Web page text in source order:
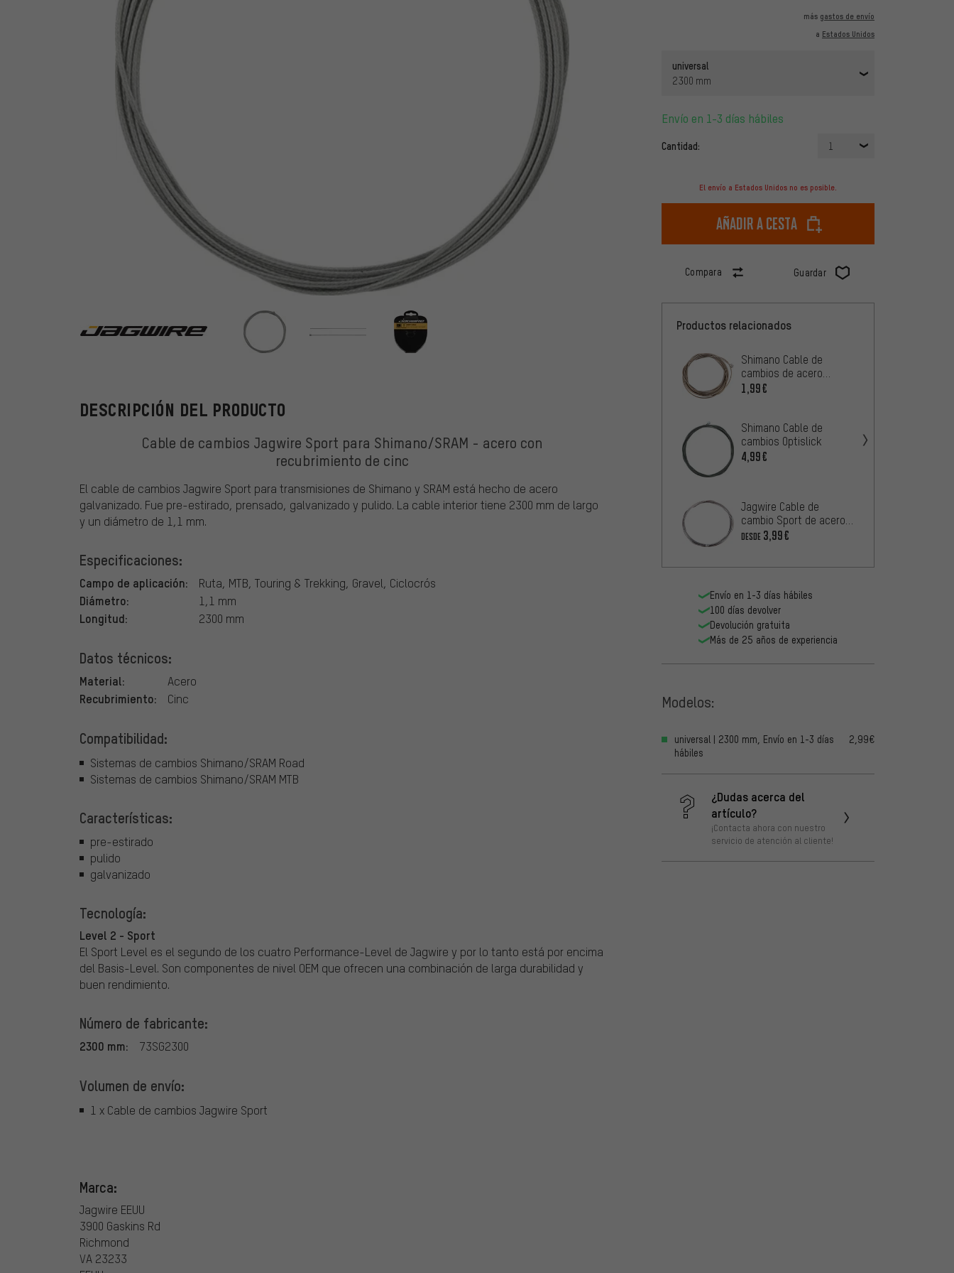
más gastos de envío
a Estados Unidos
universal
2300 mm
Envío en 1-3 días hábiles
Cantidad: 1
El envío a Estados Unidos no es posible.
Añadir a cesta
Compara Guardar
Jagwire
DESCRIPCIÓN DEL PRODUCTO
Cable de cambios Jagwire Sport para Shimano/SRAM - acero con
recubrimiento de cinc
El cable de cambios Jagwire Sport para transmisiones de Shimano y SRAM está hecho de acero
galvanizado. Fue pre-estirado, prensado, galvanizado y pulido. La cable interior tiene 2300 mm de largo
y un diámetro de 1,1 mm.
Especificaciones:
Campo de aplicación: Ruta, MTB, Touring & Trekking, Gravel, Ciclocrós
Diámetro: 1,1 mm
Longitud: 2300 mm
Datos técnicos:
Material: Acero
Recubrimiento: Cinc
Compatibilidad:
Sistemas de cambios Shimano/SRAM Road
Sistemas de cambios Shimano/SRAM MTB
Características:
pre-estirado
pulido
galvanizado
Tecnología:
Level 2 - Sport
El Sport Level es el segundo de los cuatro Performance-Level de Jagwire y por lo tanto está por encima
del Basis-Level. Son componentes de nivel OEM que ofrecen una combinación de larga durabilidad y
buen rendimiento.
Número de fabricante:
2300 mm: 73SG2300
Volumen de envío:
1 x Cable de cambios Jagwire Sport
Marca:
Jagwire EEUU
3900 Gaskins Rd
Richmond
VA 23233
Productos relacionados
Shimano Cable de
cambios de acero
inoxidable
1,99€
Shimano Cable de
cambios Optislick
4,99€
Jagwire Cable de
cambio Sport de acero
inoxidable para
DESDE 3,99€
Envío en 1-3 días hábiles
100 días devolver
Devolución gratuita
Más de 25 años de experiencia
Modelos:
universal | 2300 mm, Envío en 1-3 días
hábiles
2,99€
¿Dudas acerca del
artículo?
¡Contacta ahora con nuestro
servicio de atención al cliente!